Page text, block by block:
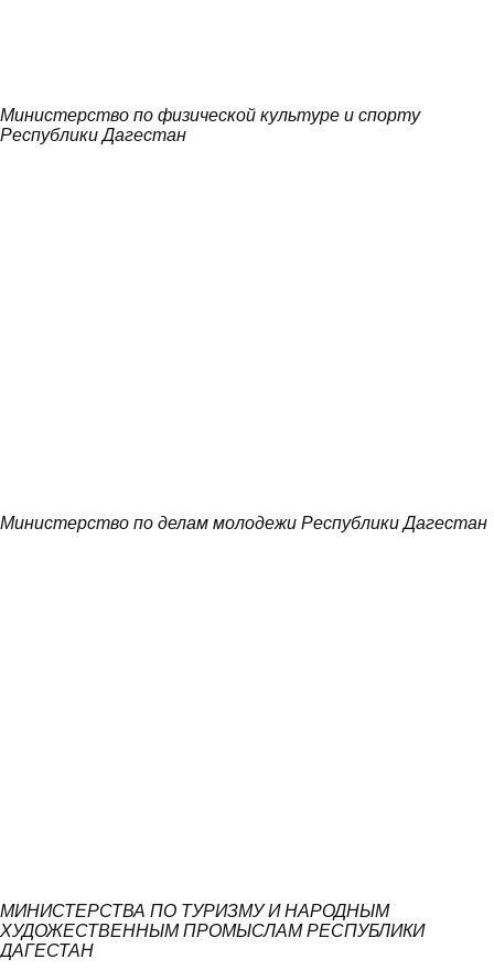
Министерство по физической культуре и спорту
Республики Дагестан
Министерство по делам молодежи Республики Дагестан
МИНИСТЕРСТВА ПО ТУРИЗМУ И НАРОДНЫМ
ХУДОЖЕСТВЕННЫМ ПРОМЫСЛАМ РЕСПУБЛИКИ
ДАГЕСТАН